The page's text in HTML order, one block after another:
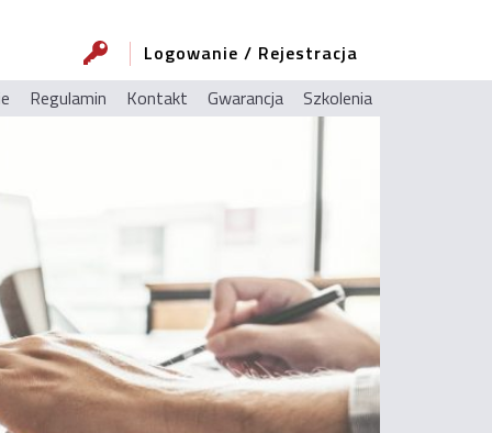
Logowanie / Rejestracja
Regulamin Kontakt Gwarancja Szkolenia